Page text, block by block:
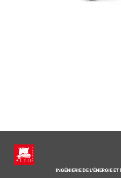
INGÉNIERIE DE L’ÉNERGIE